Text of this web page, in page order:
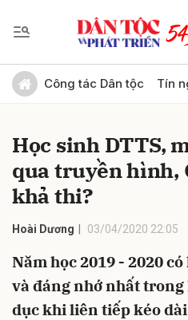
Công tác Dân tộc Tín
Học sinh DTTS,
qua truyền hình,
khả thi?
Hoài Dương 03/04/2020 22:05
Năm học 2019 - 2020
và đáng nhớ nhất
dục khi liên tiếp kéo
Gửi bình luận